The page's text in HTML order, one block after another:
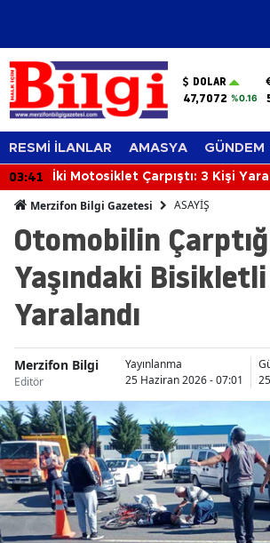
DOLAR
47,7072 %0.16
RESMİ İLANLAR AMASYA GÜNDEM
03:41 İki Motosiklet Çarpıştı: 3 Kişi
Merzifon Bilgi Gazetesi ASAYİŞ
Otomobilin
Yaşındaki Bisikletli
Yaralandı
Merzifon Bilgi
Editör
Yayınlanma
25 Haziran 2026 - 07:01